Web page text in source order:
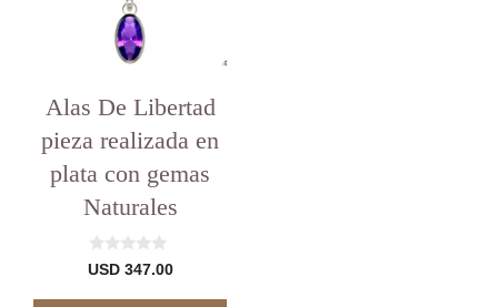
Alas De Libertad
pieza realizada en
plata con gemas
Naturales
0
d
USD347.00